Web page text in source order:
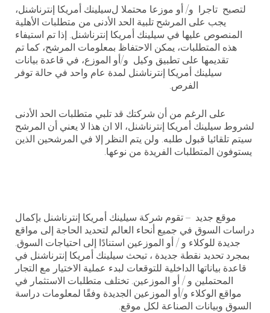
لتصبح تاجرا و/ أو موزعا محتملا لسيلينك أمريكا إنترناشنل،
يجب على المرشح تلبية الحد الأدنى من متطلبات الأهلية
المنصوص عليها في سيلينك أمريكا إنترناشنل. إذا تم استيفاء
هذه المتطلبات، يمكن الاحتفاظ بمعلومات المرشح، كما تم
تقديمها على تطبيق وكيل و/أو الموزع، في قاعدة بيانات
سيلينك أمريكا إنترناشنل لمدة عام واحد في حالة توفر
الفرص.
على الرغم من أن شركتك قد تلبي متطلبات الحد الأدنى
لشروط سيلينك أمريكا إنترناشنل، الا ان هذا لا يعني أن المرشح
سيتم تلقائيا قبول طلبه. ولن يتم النظر إلا في المرشحين الذين
يستوفون المتطلبات الفريدة من نوعها.
موقع جديد – تقوم شركة سيلينك أمريكا إنترناشنل بإكمال
دراسات السوق في جميع أنحاء العالم لتحديد الحاجة إلى مواقع
جديدة للوكلاء و / أو الموزعين استنادًا إلى احتياجات السوق.
بمجرد تحديد نقطة جديدة ، تبحث سيلينك أمريكا إنترناشنل في
قاعدة بياناتها الداخلية للتوقعات لبدء عملية الاختيار مع التجار
المحتملين و / أو الموزعين. تختلف متطلبات الاستثمار في
مواقع الوكلاء و/أو الموزعين الجديدة وفقًا لمعلومات دراسة
السوق وبيانات الصناعة لكل موقع.